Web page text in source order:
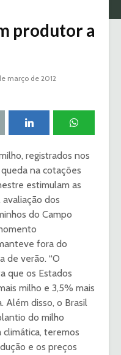
produtor a
março de 2012
registrados nos
na cotações
estimulam as
avaliação dos
do Cam­­po
fora do
de verão. “O
que os Estados
milho e 3,5% mais
Além disso, o Brasil
do milho
climática, te­­remos
e os preços